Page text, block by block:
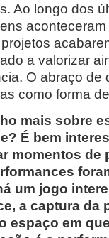
Ao longo dos
a valorizar
O abraço de
como forma
mais sobre
É bem
momentos
um jogo
a captura da
espaço em